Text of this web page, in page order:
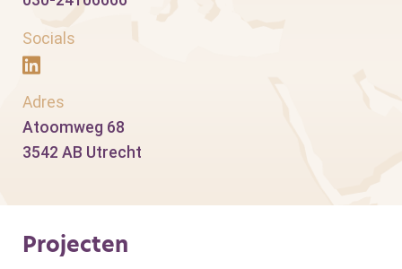
Socials
Adres
Atoomweg 68
3542 AB Utrecht
Projecten